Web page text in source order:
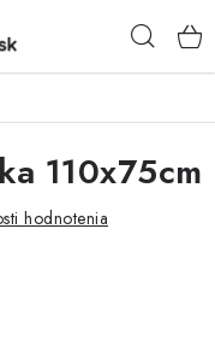
110x75cm
hodnotenia